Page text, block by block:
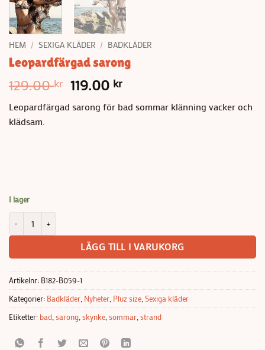
HEM / SEXIGA KLÄDER / BADKLÄDER
Leopardfärgad sarong
129.00kr Det
priset
119.00 krDet
priset
Leopardfärgad sarong för bad sommar klänning vacker och
klädsam.
I lager
LÄGG TILL I VARUKORG
Artikelnr: B182-B059-1
Kategorier: Badkläder Nyheter Pluz size Sexiga kläder
Etiketter: bad sarong skynke sommar strand